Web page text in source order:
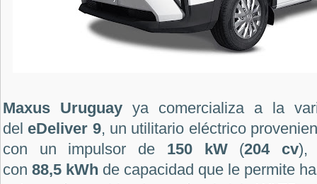
Maxus Uruguay ya comercializa a la
del eDeliver 9, un utilitario eléctrico
con un impulsor de 150 kW(204 cv),
con 88,5 kWh de capacidad que le permite